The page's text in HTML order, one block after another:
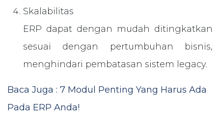
Skalabilitas
ERP dapat dengan mudah ditingkatkan
sesuai dengan pertumbuhan bisnis,
menghindari pembatasan sistem legacy.
Baca Juga : 7 Modul Penting Yang Harus Ada
Pada ERP Anda!